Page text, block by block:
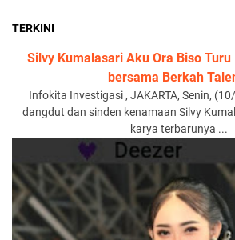
TERKINI
Silvy Kumalasari Aku Ora Biso Turu
bersama Berkah
Infokita Investigasi , JAKARTA, Senin,
dangdut dan sinden kenamaan Silvy
karya terbarunya ...